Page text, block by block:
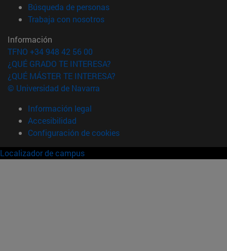
Búsqueda de personas(abre en nueva ventana)
Trabaja con nosotros(abre en nueva ventana)
Información
TFNO +34 948 42 56 00
¿QUÉ GRADO TE INTERESA?
¿QUÉ MÁSTER TE INTERESA?
© Universidad de Navarra
Información legal
Accesibilidad
Configuración de cookies
Localizador de campus